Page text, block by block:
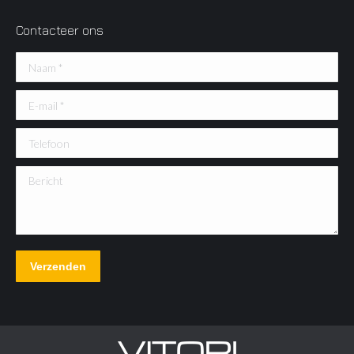
Contacteer ons
Naam *
E-mail *
Telefoon
Bericht
Verzenden